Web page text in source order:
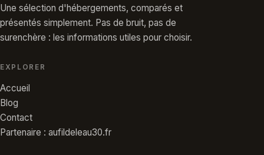
Une sélection d'hébergements, comparés et
présentés simplement. Pas de bruit, pas de
surenchère : les informations utiles pour choisir.
EXPLORER
Accueil
Blog
Contact
Partenaire : aufildeleau30.fr